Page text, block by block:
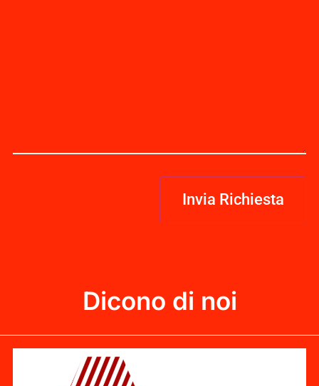
Dicono di noi